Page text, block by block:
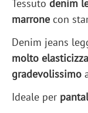
Tessuto denim
marrone con
Denim jeans
molto
gradevolissimo
Ideale per